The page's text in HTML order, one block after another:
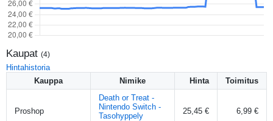
Kaupat (4)
Hintahistoria
Kauppa
Nimike Hinta Toimitus
Proshop
Death or Treat -
Nintendo Switch -
Tasohyppely
25,45 € 6,99 €